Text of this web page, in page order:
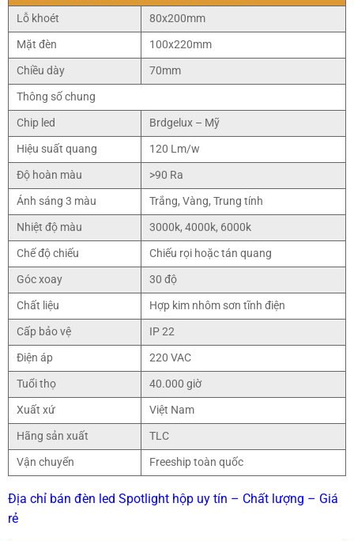
Lỗ khoét
80x200mm
Mặt đèn
100x220mm
Chiều dày
70mm
Thông số chung
Chip led
Brdgelux – Mỹ
Hiệu suất quang
120 Lm/w
Độ hoàn màu
>90 Ra
Ánh sáng 3 màu
Trắng, Vàng, Trung tính
Nhiệt độ màu
3000k, 4000k, 6000k
Chế độ chiếu
Chiếu rọi hoặc tán quang
Góc xoay
30 độ
Chất liệu
Hợp kim nhôm sơn tĩnh điện
Cấp bảo vệ
IP 22
Điện áp
220 VAC
Tuổi thọ
40.000 giờ
Xuất xứ
Việt Nam
Hãng sản xuất
TLC
Vận chuyển
Freeship toàn quốc
Địa chỉ bán đèn led Spotlight hộp uy tín – Chất lượng – Giá
rẻ